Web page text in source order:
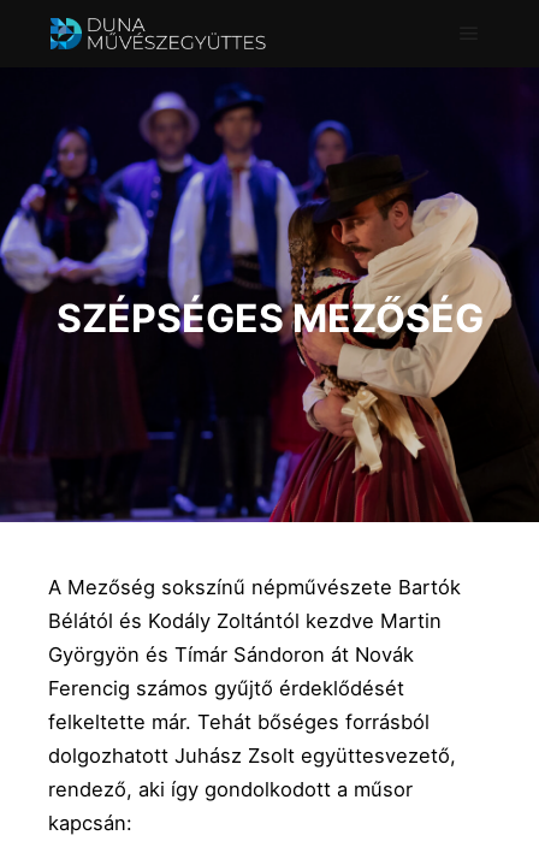
SZÉPSÉGES MEZŐSÉG
A Mezőség sokszínű népművészete Bartók
Bélától és Kodály Zoltántól kezdve Martin
Györgyön és Tímár Sándoron át Novák
Ferencig számos gyűjtő érdeklődését
felkeltette már. Tehát bőséges forrásból
dolgozhatott Juhász Zsolt együttesvezető,
rendező, aki így gondolkodott a műsor
kapcsán: